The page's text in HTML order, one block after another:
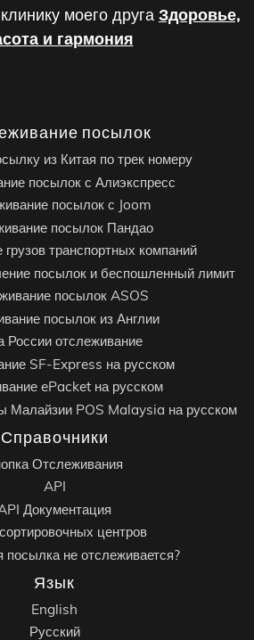
моего друга Здоровье,
и гармония
посылок
из Китая по трек номеру
посылок с Алиэкспресс
посылок с Joom
посылок Пандао
транспортных компаний
посылок и беспошленный лимит
посылок ASOS
посылок из Англии
России отслеживание
SF-Express на русском
ePacket на русском
Малайзии POS Malaysia на русском
Справочники
Отслеживания
API
Документация
центров
не отслеживается?
Язык
English
Русский